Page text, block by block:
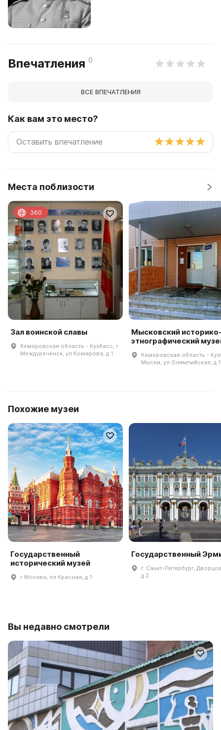
Впечатления 0
ВСЕ ВПЕЧАТЛЕНИЯ
Как вам это место?
Места поблизости
Зал воинской славы
Кемеровская область - Кузбасс, г
Междуреченск, ул Комарова, д 1
360
Мысковский
этнографический
Кемеровская область -
Мыски, ул Олимпийская, д
Похожие музеи
Государственный
исторический музей
г Москва, пл Красная, д 1
Государственный
г. Санкт-Петербург,
д 2
Вы недавно смотрели